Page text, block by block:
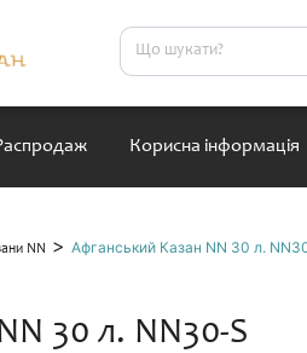
Корисна інформація
NN > Афганський Казан NN 30 л.
30 л. NN30-S